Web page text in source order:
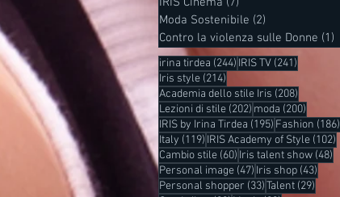
Moda Sostenibile (2)
Contro la violenza sulle Donne (1)
irina tirdea (244) 244 post
IRIS TV (241)
Iris style (214)
Academia dello stile Iris (208)
Lezioni di stile (202) 202 post
moda (200)
IRIS by Irina Tirdea (195) 195 post
Fashion (186)
Italy (119) 119 post
IRIS Academy of Style (102)
Cambio stile (60) 60 post
Iris talent show (48)
Personal image (47) 47 post
Iris shop (43)
Personal shopper (33)33 post
Talent (29)